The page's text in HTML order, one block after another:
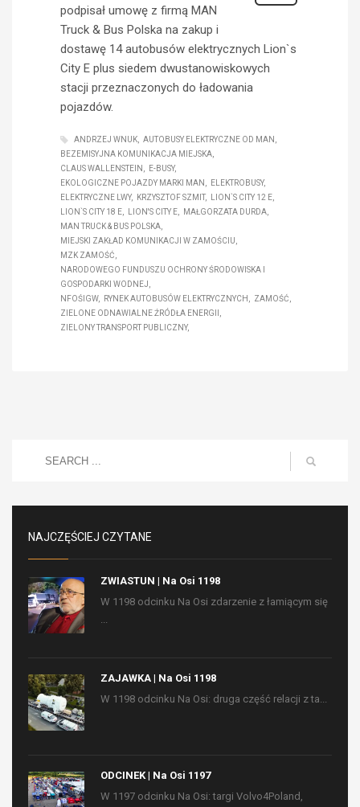
podpisał umowę z firmą MAN
Truck & Bus Polska na zakup i
dostawę 14 autobusów elektrycznych Lion`s
City E plus siedem dwustanowiskowych
stacji przeznaczonych do ładowania
pojazdów.
ANDRZEJ WNUK
AUTOBUSY ELEKTRYCZNE OD MAN
BEZEMISYJNA KOMUNIKACJA MIEJSKA
CLAUS WALLENSTEIN
E-BUSY
EKOLOGICZNE POJAZDY MARKI MAN
ELEKTROBUSY
ELEKTRYCZNE LWY
KRZYSZTOF SZMIT
LION`S CITY 12 E
LION`S CITY 18 E
LION'S CITY E
MAŁGORZATA DURDA
MAN TRUCK & BUS POLSKA
MIEJSKI ZAKŁAD KOMUNIKACJI W ZAMOŚCIU
MZK ZAMOŚĆ
NARODOWEGO FUNDUSZU OCHRONY ŚRODOWISKA I
GOSPODARKI WODNEJ
NFOŚIGW
RYNEK AUTOBUSÓW ELEKTRYCZNYCH
ZAMOŚĆ
ZIELONE ODNAWIALNE ŹRÓDŁA ENERGII
ZIELONY TRANSPORT PUBLICZNY
NAJCZĘŚCIEJ CZYTANE
ZWIASTUN | Na Osi 1198
W 1198 odcinku Na Osi zdarzenie z łamiącym się
...
ZAJAWKA | Na Osi 1198
W 1198 odcinku Na Osi: druga część relacji z ta...
ODCINEK | Na Osi 1197
W 1197 odcinku Na Osi: targi Volvo4Poland,